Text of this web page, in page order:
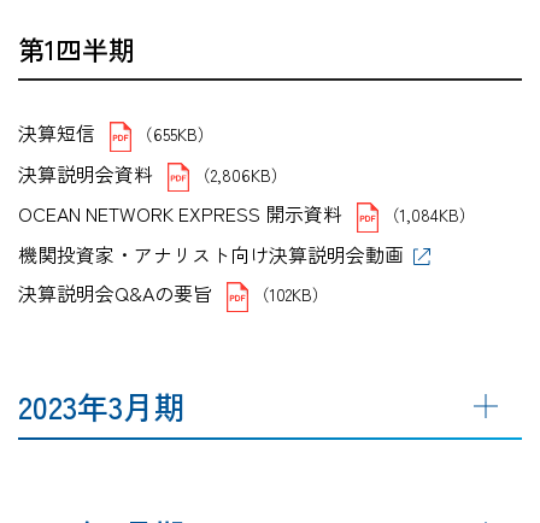
第1四半期
決算短信 （655KB）
決算説明会資料 （2,806KB）
OCEAN NETWORK EXPRESS 開示資料 （1,084KB）
機関投資家・アナリスト向け決算説明会動画
決算説明会Q&Aの要旨
（102KB）
2023年3月期